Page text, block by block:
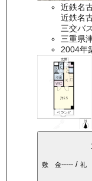
近鉄名
近鉄名
三交バ
三重県
2004年
敷 金-----/ 礼